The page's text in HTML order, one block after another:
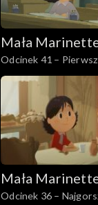
Mała
Odcinek 41 –
Mała
Odcinek 36 –